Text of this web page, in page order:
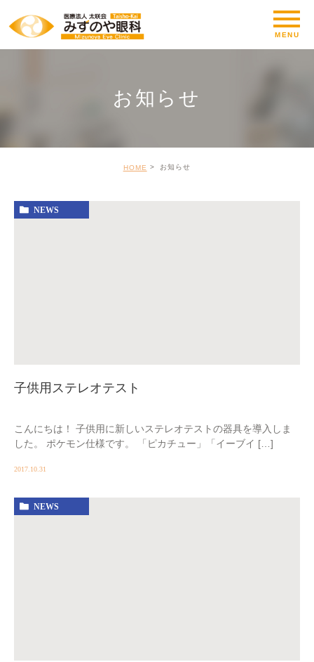
お知らせ
HOME お知らせ
NEWS
子供用ステレオテスト
こんにちは！ 子供用に新しいステレオテストの器具を導入しま
した。 ポケモン仕様です。 「ピカチュー」「イーブイ […]
2017.10.31
NEWS